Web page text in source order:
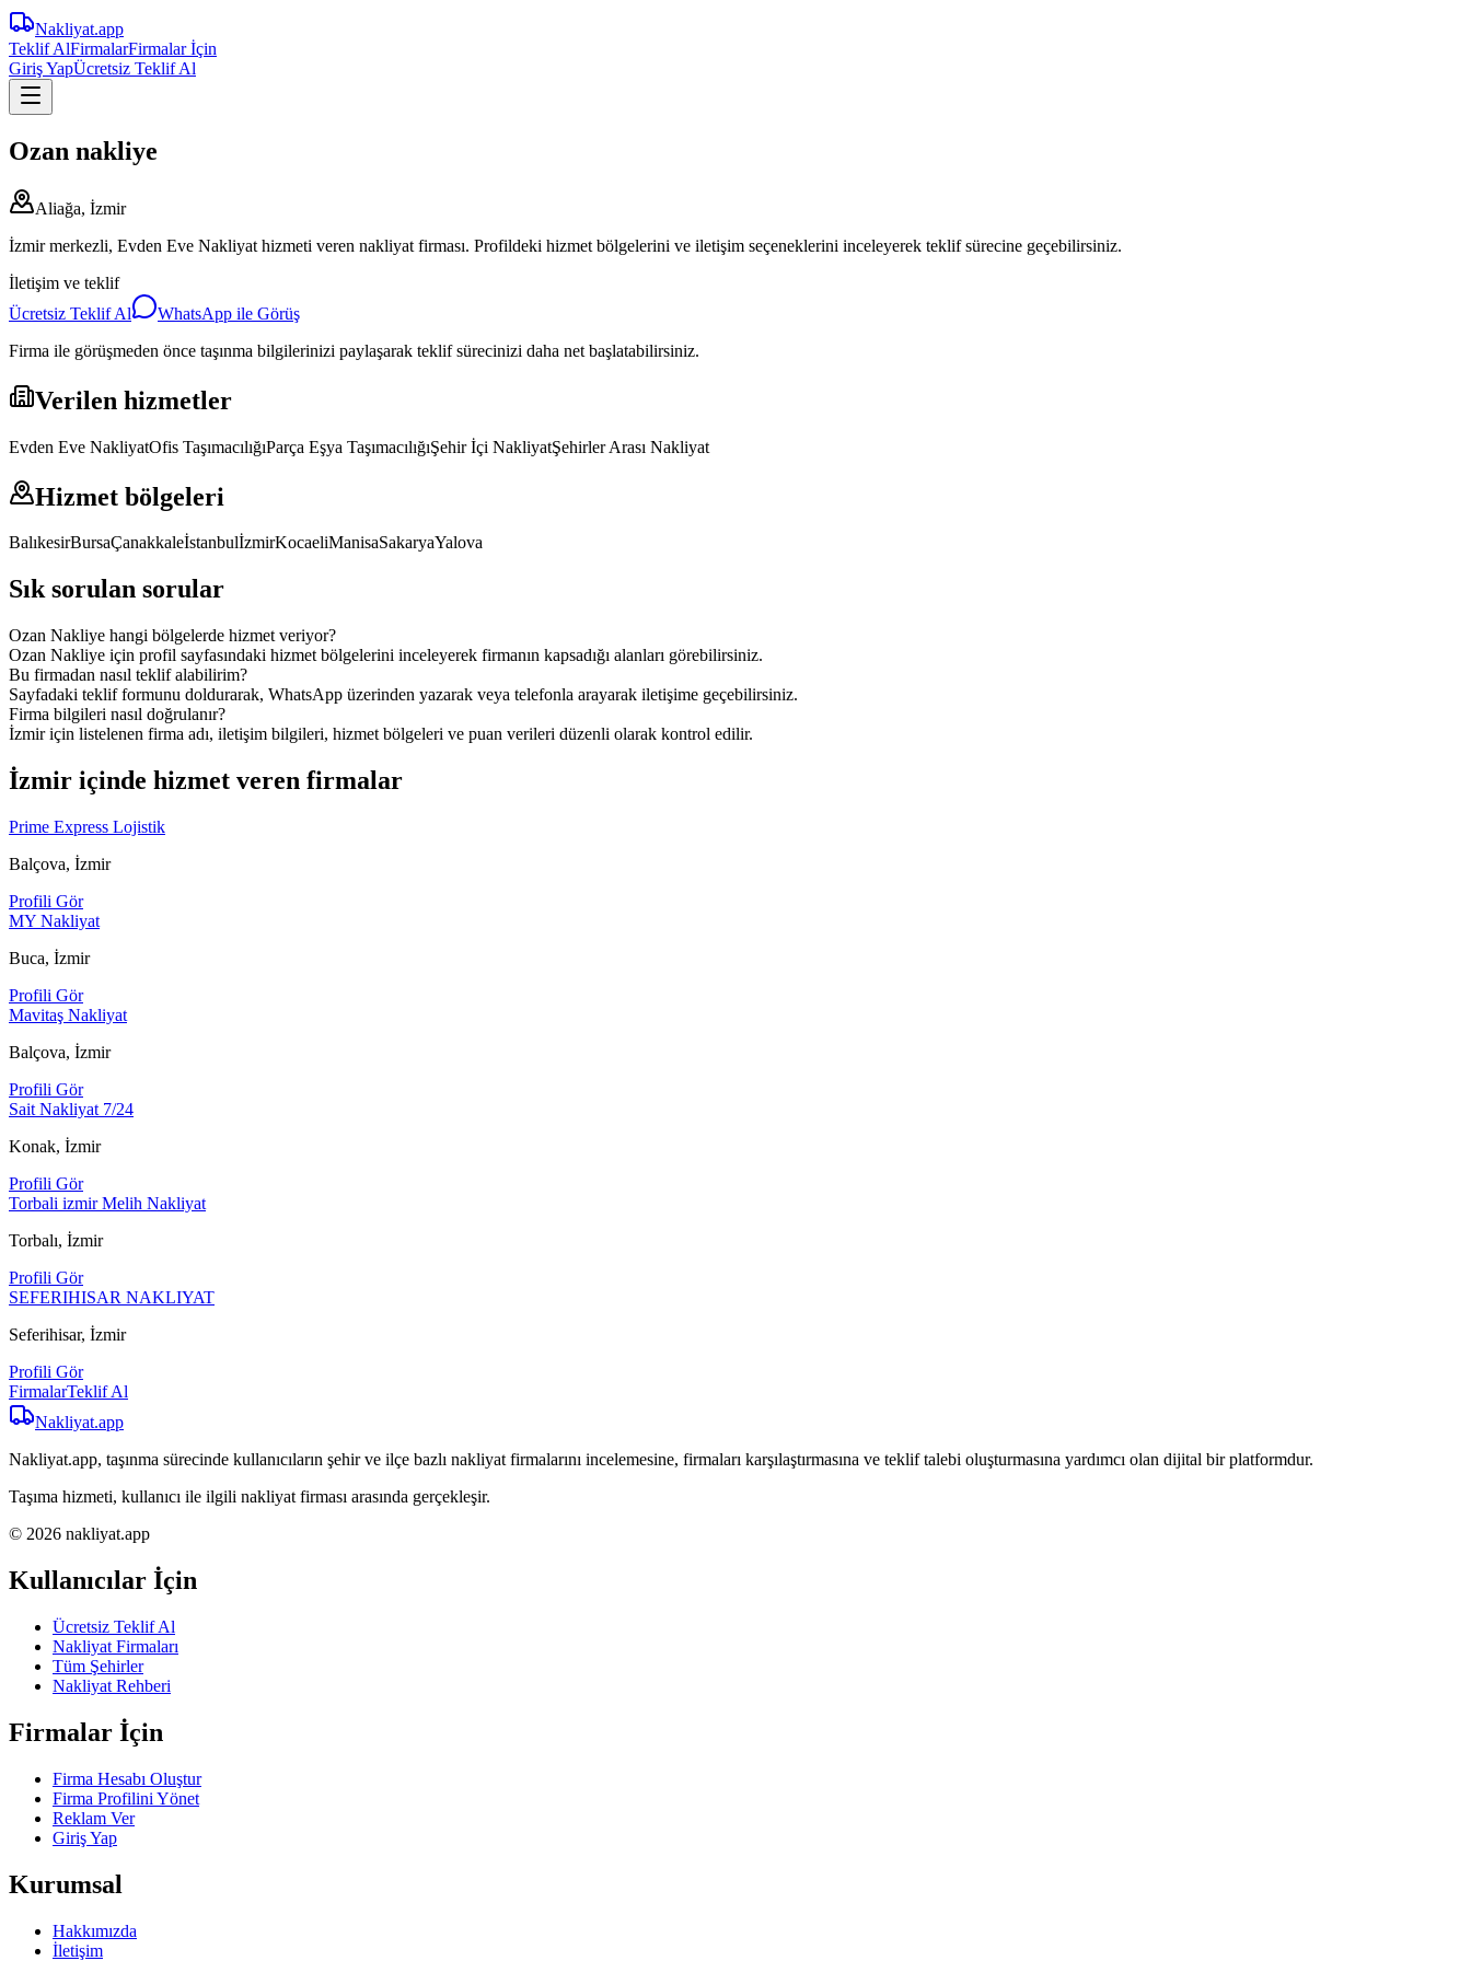
Nakliyat.app
Teklif AlFirmalarFirmalar İçin
Giriş YapÜcretsiz Teklif Al
Ozan nakliye
Aliağa, İzmir
İzmir merkezli, Evden Eve Nakliyat hizmeti veren nakliyat firması. Profildeki hizmet bölgelerini ve iletişim seçeneklerini inceleyerek teklif sürecine geçebilirsiniz.
İletişim ve teklif
Ücretsiz Teklif Al
WhatsApp ile Görüş
Firma ile görüşmeden önce taşınma bilgilerinizi paylaşarak teklif sürecinizi daha net başlatabilirsiniz.
Verilen hizmetler
Evden Eve NakliyatOfis TaşımacılığıParça Eşya TaşımacılığıŞehir İçi NakliyatŞehirler Arası Nakliyat
Hizmet bölgeleri
BalıkesirBursaÇanakkaleİstanbulİzmirKocaeliManisaSakaryaYalova
Sık sorulan sorular
Ozan Nakliye hangi bölgelerde hizmet veriyor?
Ozan Nakliye için profil sayfasındaki hizmet bölgelerini inceleyerek firmanın kapsadığı alanları görebilirsiniz.
Bu firmadan nasıl teklif alabilirim?
Sayfadaki teklif formunu doldurarak, WhatsApp üzerinden yazarak veya telefonla arayarak iletişime geçebilirsiniz.
Firma bilgileri nasıl doğrulanır?
İzmir için listelenen firma adı, iletişim bilgileri, hizmet bölgeleri ve puan verileri düzenli olarak kontrol edilir.
İzmir içinde hizmet veren firmalar
Prime Express Lojistik
Balçova, İzmir
Profili Gör
MY Nakliyat
Buca, İzmir
Profili Gör
Mavitaş Nakliyat
Balçova, İzmir
Profili Gör
Sait Nakliyat 7/24
Konak, İzmir
Profili Gör
Torbali izmir Melih Nakliyat
Torbalı, İzmir
Profili Gör
SEFERIHISAR NAKLIYAT
Seferihisar, İzmir
Profili Gör
FirmalarTeklif Al
Nakliyat.app
Nakliyat.app, taşınma sürecinde kullanıcıların şehir ve ilçe bazlı nakliyat firmalarını incelemesine, firmaları karşılaştırmasına ve teklif talebi oluşturmasına yardımcı olan dijital bir platformdur.
Taşıma hizmeti, kullanıcı ile ilgili nakliyat firması arasında gerçekleşir.
© 2026 nakliyat.app
Kullanıcılar İçin
Ücretsiz Teklif Al
Nakliyat Firmaları
Tüm Şehirler
Nakliyat Rehberi
Firmalar İçin
Firma Hesabı Oluştur
Firma Profilini Yönet
Reklam Ver
Giriş Yap
Kurumsal
Hakkımızda
İletişim